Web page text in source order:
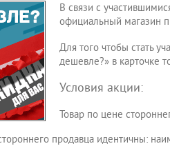
В связи с
официальный магазин
Для того чтобы стать
дешевле?» в карточке
Условия акции:
Товар по цене
продавца идентичны: